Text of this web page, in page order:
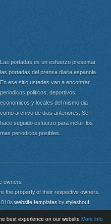
best experience on our website More info
Las portadas es un esfuerzo presentar
las portadas del prensa diaria espanola.
En ese sitio ustedes van a encontrar
periodicos politicos, deportivos,
economicos y locales del mismo dia
como archivo de dias anteriores. Se
hace seguido esfuerzo para incluir los
mas periodicos posibles.
owners.
the property of their respective owners.
website templates by styleshout